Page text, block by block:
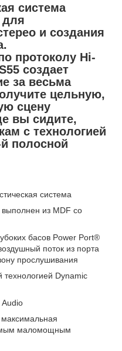
система
для
и создания
протоколу Hi-
создает
за весьма
цельную,
сцену
вы сидите,
с технологией
полосной
система
выполнен из MDF со
басов Power Port®
поток из порта
прослушивания
технологией Dynamic
максимальная
маломощным